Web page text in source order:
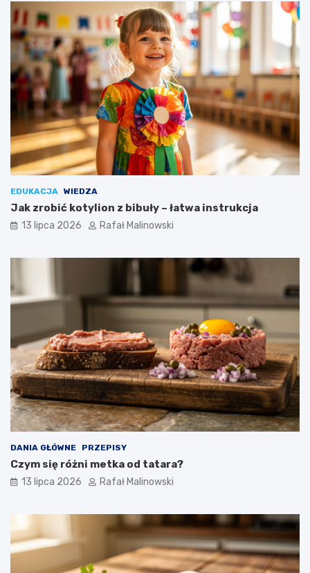
EDUKACJA WIEDZA
Jak zrobić kotylion z bibuły – łatwa instrukcja
13 lipca 2026 Rafał Malinowski
DANIA GŁÓWNE PRZEPISY
Czym się różni metka od tatara?
13 lipca 2026 Rafał Malinowski